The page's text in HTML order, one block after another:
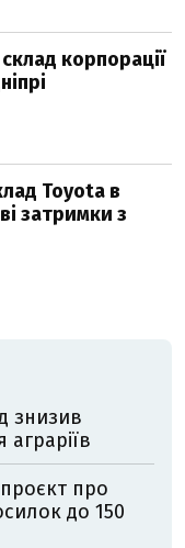
корпорації
Toyota в
затримки з
знизив
аграріїв
про
до 150